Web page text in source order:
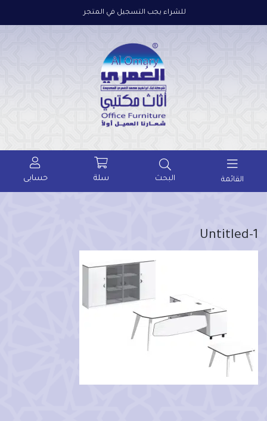
للشراء يجب التسجيل في المتجر
القائمة البحث سلة حسابى
Untitled-1